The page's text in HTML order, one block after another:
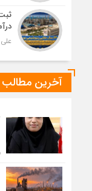
آخرین مطالب